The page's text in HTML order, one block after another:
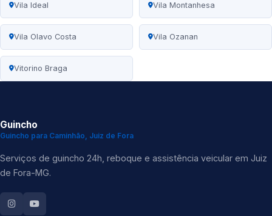
Vila Ideal Vila Montanhesa
Vila Olavo Costa Vila Ozanan
Vitorino Braga
Guincho
Guincho para Caminhão, Juiz de Fora
Serviços de guincho 24h, reboque e assistência veicular em Juiz
de Fora-MG.